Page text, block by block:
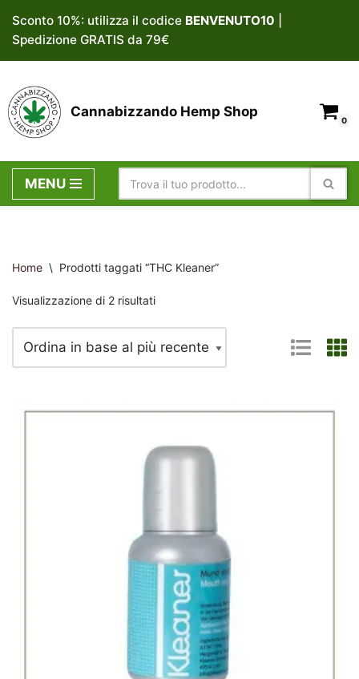
Vai
al
contenuto
Sconto 10%: utilizza il codice BENVENUTO10
Spedizione GRATIS da 79€
Cannabizzando Hemp Shop
0
MENU
Home \ Prodotti taggati “THC Kleaner”
Visualizzazione di 2 risultati